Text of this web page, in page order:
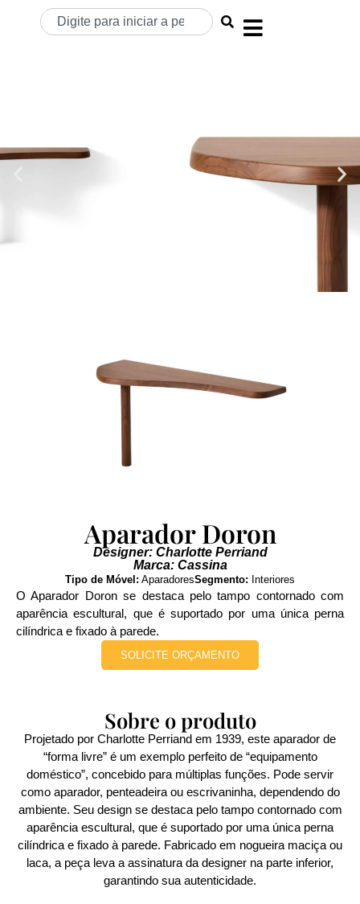
Aparador Doron
Designer: Charlotte Perriand
Marca: Cassina
Tipo de Móvel: AparadoresSegmento: Interiores
O Aparador Doron se destaca pelo tampo contornado com
aparência escultural, que é suportado por uma única perna
cilíndrica e fixado à parede.
SOLICITE ORÇAMENTO
Sobre o produto
Projetado por Charlotte Perriand em 1939, este aparador de
“forma livre” é um exemplo perfeito de “equipamento
doméstico”, concebido para múltiplas funções. Pode servir
como aparador, penteadeira ou escrivaninha, dependendo do
ambiente. Seu design se destaca pelo tampo contornado com
aparência escultural, que é suportado por uma única perna
cilíndrica e fixado à parede. Fabricado em nogueira maciça ou
laca, a peça leva a assinatura da designer na parte inferior,
garantindo sua autenticidade.